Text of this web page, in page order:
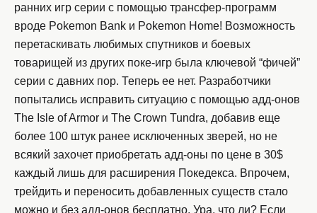
ранних игр серии с помощью трансфер-программ
вроде Pokemon Bank и Pokemon Home! Возможность
перетаскивать любимых спутников и боевых
товарищей из других поке-игр была ключевой “фичей”
серии с давних пор. Теперь ее нет. Разработчики
попытались исправить ситуацию с помощью адд-онов
The Isle of Armor и The Crown Tundra, добавив еще
более 100 штук ранее исключенных зверей, но не
всякий захочет приобретать адд-оны по цене в 30$
каждый лишь для расширения Покедекса. Впрочем,
трейдить и переносить добавленных существ стало
можно и без адд-онов бесплатно. Ура, что ли? Если